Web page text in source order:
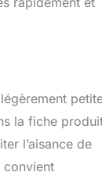
√ 2) Des
√.
la plus part
le frigo
la fiche
l’aisance de
convient